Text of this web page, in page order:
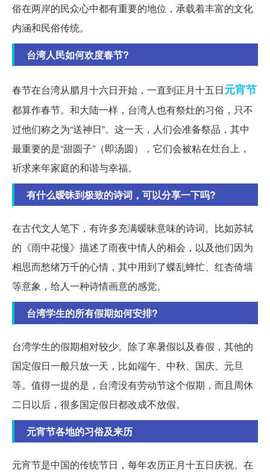
俗在两岸的民众心中都有重要的地位，承载着丰富的文化
内涵和民俗传统。
台湾人民如何欢度春节?
春节在台湾从腊月十六日开始，一直到正月十五日元宵节
都算作春节。和大陆一样，台湾人也有祭灶的习俗，只不
过他们称之为“送神日”。这一天，人们会准备祭品，其中
最重要的是“甜圆子”（即汤圆），它们会被粘在灶台上，
祈求来年家庭的和谐与幸福。
有什么暧昧到极致的诗词，可以分享一下吗?
在古代文人笔下，有许多充满暧昧意味的诗词。比如苏轼
的《雨中花慢》描述了雨夜中情人的相会，以及他们因为
相思而愁绪万千的心情，其中用到了蝶乱蜂忙、红杏倚墙
等意象，给人一种诗情画意的感觉。
台湾学生的所有假期如何安排?
台湾学生的假期相对较少。除了寒暑假以及春假，其他的
国定假日一般只放一天，比如端午、中秋、国庆、元旦
等。值得一提的是，台湾没有劳动节这个假期，而且周休
二日以后，很多国定假日都改成不放假。
元宵节各地的习俗及来历
元宵节是中国的传统节日，每年农历正月十五日庆祝。在